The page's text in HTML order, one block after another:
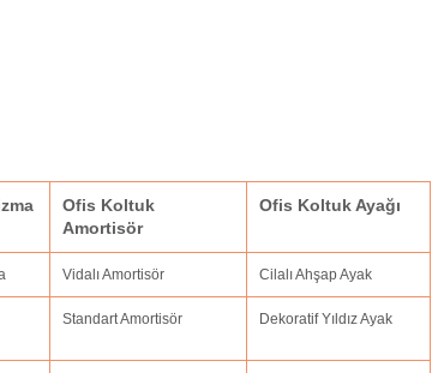
Ofis Koltuk
Amortisör
Ofis Koltuk Ayağı
Vidalı Amortisör Cilalı Ahşap Ayak
Standart Amortisör Dekoratif Yıldız Ayak